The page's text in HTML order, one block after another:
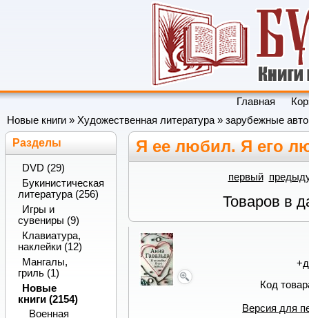
Главная
Новые книги » Художественная литература» зарубежные
Я ее любил. Я его
первый
Товаров в
+
Код
Версия для
Разделы
DVD (29)
Букинистическая
литература (256)
Игры и
сувениры (9)
Клавиатура,
наклейки (12)
Мангалы,
гриль (1)
Новые
книги (2154)
Военная